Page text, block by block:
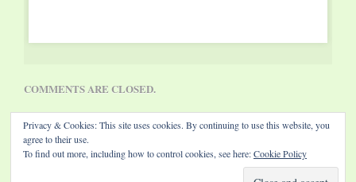
Intendantin erweist.
Ein klares Beispiel ist
das junge Orchester
dass mit den ganzen
Darstellern auf der
Bühne als
COMMENTS ARE CLOSED.
Privacy & Cookies: This site uses cookies. By continuing to use this website, you
agree to their use.
To find out more, including how to control cookies, see here:Cookie Policy